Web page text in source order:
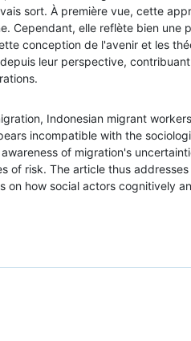
sort. À première vue, cette
Cependant, elle reflète bien
conception de l'avenir et les
leur perspective,
Indonesian migrant
incompatible with the
of migration's
of risk. The article thus
how social actors cognitively